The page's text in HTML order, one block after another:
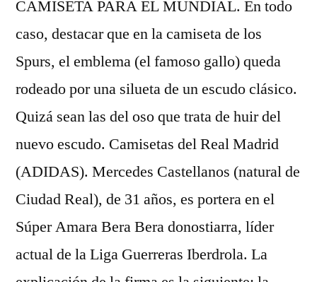
CAMISETA PARA EL MUNDIAL. En todo
caso, destacar que en la camiseta de los
Spurs, el emblema (el famoso gallo) queda
rodeado por una silueta de un escudo clásico.
Quizá sean las del oso que trata de huir del
nuevo escudo. Camisetas del Real Madrid
(ADIDAS). Mercedes Castellanos (natural de
Ciudad Real), de 31 años, es portera en el
Súper Amara Bera Bera donostiarra, líder
actual de la Liga Guerreras Iberdrola. La